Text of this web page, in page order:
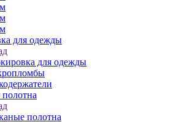
для одежды
для одежды
полотна